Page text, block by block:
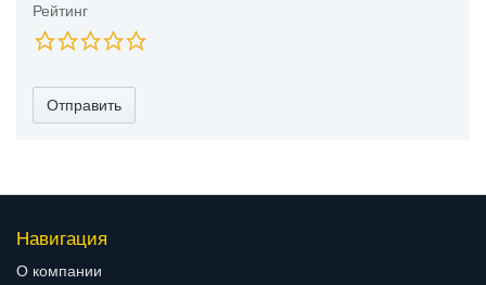
Рейтинг
Отправить
Навигация
О компании